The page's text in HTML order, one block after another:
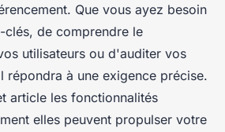
Que vous ayez besoin
de comprendre le
utilisateurs ou d'auditer vos
répondra à une exigence précise.
article les fonctionnalités
elles peuvent propulser votre